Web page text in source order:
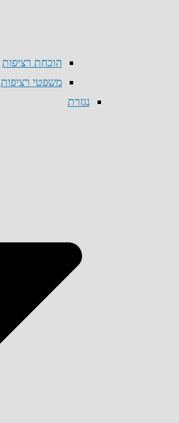
הוכחת רציפות
משפטי רציפות
נגזרת